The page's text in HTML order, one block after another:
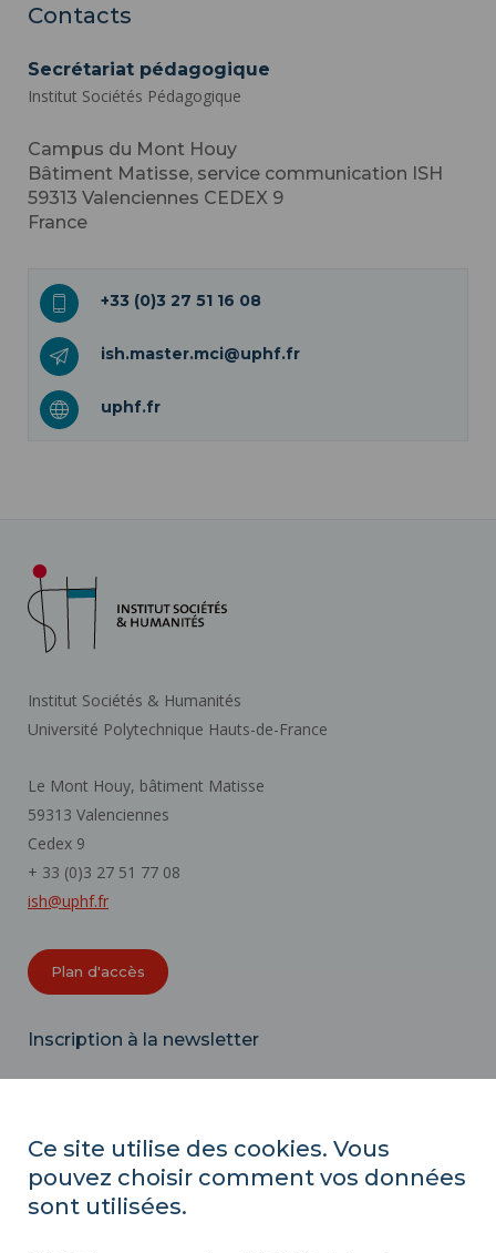
Contacts
Secrétariat pédagogique
Institut Sociétés Pédagogique
Campus du Mont Houy
Bâtiment Matisse, service communication ISH
59313 Valenciennes CEDEX 9
France
+33 (0)3 27 51 16 08
ish.master.mci@uphf.fr
uphf.fr
Institut Sociétés & Humanités
Université Polytechnique Hauts-de-France
Le Mont Houy, bâtiment Matisse
59313 Valenciennes
Cedex 9
+ 33 (0)3 27 51 77 08
ish@uphf.fr
Plan d'accès
Inscription à la newsletter
ACTES RÉGLEMENTAIRES
Ce site utilise des cookies. Vous
pouvez choisir comment vos données
sont utilisées.